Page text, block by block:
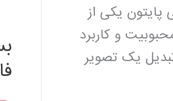
پایتون یکی از
و کاربرد
یک تصویر